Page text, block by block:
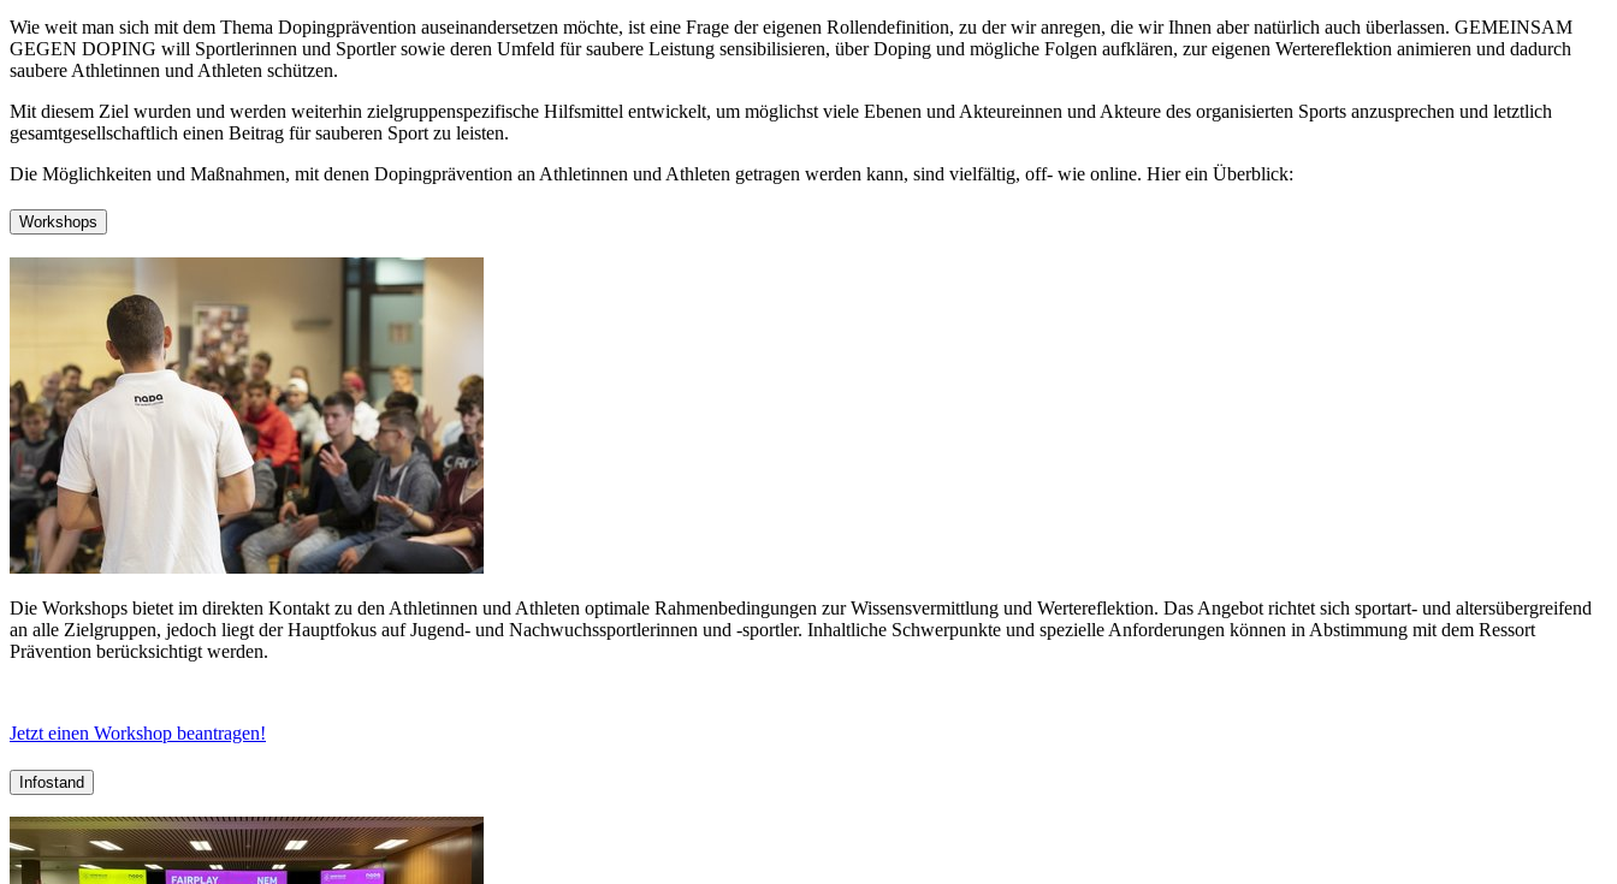
Wie weit man sich mit dem Thema Dopingprävention auseinandersetzen möchte, ist eine Frage der eigenen Rollendefinition, zu der wir anregen, die wir Ihnen aber natürlich auch überlassen. GEMEINSAM
GEGEN DOPING will Sportlerinnen und Sportler sowie deren Umfeld für saubere Leistung sensibilisieren, über Doping und mögliche Folgen aufklären, zur eigenen Wertereflektion animieren und dadurch
saubere Athletinnen und Athleten schützen.
Mit diesem Ziel wurden und werden weiterhin zielgruppenspezifische Hilfsmittel entwickelt, um möglichst viele Ebenen und Akteureinnen und Akteure des organisierten Sports anzusprechen und letztlich
gesamtgesellschaftlich einen Beitrag für sauberen Sport zu leisten.
Die Möglichkeiten und Maßnahmen, mit denen Dopingprävention an Athletinnen und Athleten getragen werden kann, sind vielfältig, off- wie online. Hier ein Überblick:
Workshops
Die Workshops bietet im direkten Kontakt zu den Athletinnen und Athleten optimale Rahmenbedingungen zur Wissensvermittlung und Wertereflektion. Das Angebot richtet sich sportart- und altersübergreifend
an alle Zielgruppen, jedoch liegt der Hauptfokus auf Jugend- und Nachwuchssportlerinnen und -sportler. Inhaltliche Schwerpunkte und spezielle Anforderungen können in Abstimmung mit dem Ressort
Prävention berücksichtigt werden.
Jetzt einen Workshop beantragen!
Infostand